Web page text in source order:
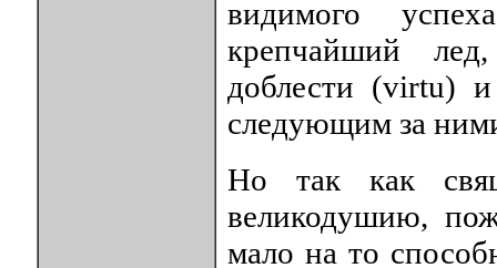
видимого
крепчайший
доблести (virtu) и
следующим за
Но так как
великодушию,
мало на то